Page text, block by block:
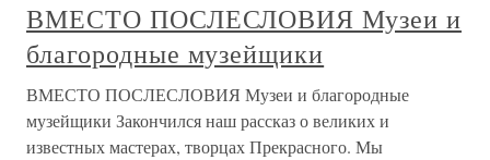
ВМЕСТО ПОСЛЕСЛОВИЯ Музеи и
благородные музейщики
ВМЕСТО ПОСЛЕСЛОВИЯ Музеи и благородные
музейщики Закончился наш рассказ о великих и
известных мастерах, творцах Прекрасного. Мы